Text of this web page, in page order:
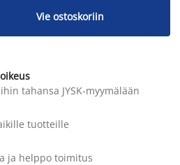
Vie ostoskoriin
tahansa JYSK-myymälään
tuotteille
ja helppo toimitus